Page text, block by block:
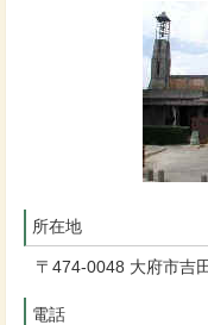
所在地
〒474-0048 大府市吉
電話